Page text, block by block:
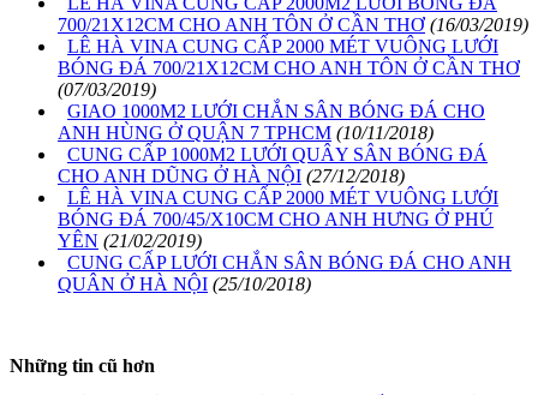
700/21X12CM CHO ANH TÔN Ở CẦN THƠ (16/03/2019)
LÊ HÀ VINA CUNG CẤP 2000 MÉT VUÔNG LƯỚI
BÓNG ĐÁ 700/21X12CM CHO ANH TÔN Ở CẦN THƠ
(07/03/2019)
GIAO 1000M2 LƯỚI CHẮN SÂN BÓNG ĐÁ CHO
ANH HÙNG Ở QUẬN 7 TPHCM (10/11/2018)
CUNG CẤP 1000M2 LƯỚI QUÂY SÂN BÓNG ĐÁ
CHO ANH DŨNG Ở HÀ NỘI (27/12/2018)
LÊ HÀ VINA CUNG CẤP 2000 MÉT VUÔNG LƯỚI
BÓNG ĐÁ 700/45/X10CM CHO ANH HƯNG Ở PHÚ
YÊN (21/02/2019)
CUNG CẤP LƯỚI CHẮN SÂN BÓNG ĐÁ CHO ANH
QUÂN Ở HÀ NỘI (25/10/2018)
Những tin cũ hơn